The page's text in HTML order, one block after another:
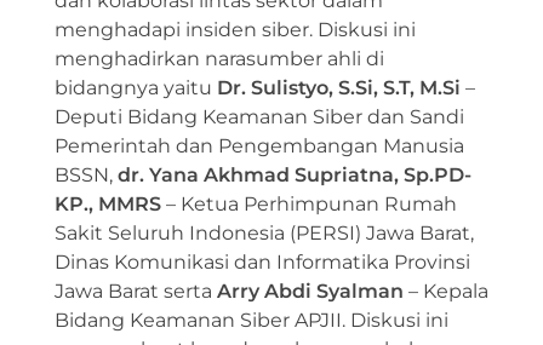
menghadapi insiden siber. Diskusi ini
menghadirkan narasumber ahli di
bidangnya yaitu Dr. Sulistyo, S.Si, S.T, M.Si –
Deputi Bidang Keamanan Siber dan Sandi
Pemerintah dan Pengembangan Manusia
BSSN, dr. Yana Akhmad Supriatna, Sp.PD-
KP., MMRS – Ketua Perhimpunan Rumah
Sakit Seluruh Indonesia (PERSI) Jawa Barat,
Dinas Komunikasi dan Informatika Provinsi
Jawa Barat serta Arry Abdi Syalman – Kepala
Bidang Keamanan Siber APJII. Diskusi ini